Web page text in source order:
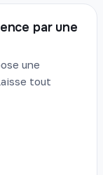
par une
une
tout